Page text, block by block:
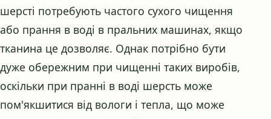
шерсті потребують частого сухого чищення
або прання в воді в пральних машинах, якщо
тканина це дозволяє. Однак потрібно бути
дуже обережним при чищенні таких виробів,
оскільки при пранні в воді шерсть може
пом'якшитися від вологи і тепла, що може